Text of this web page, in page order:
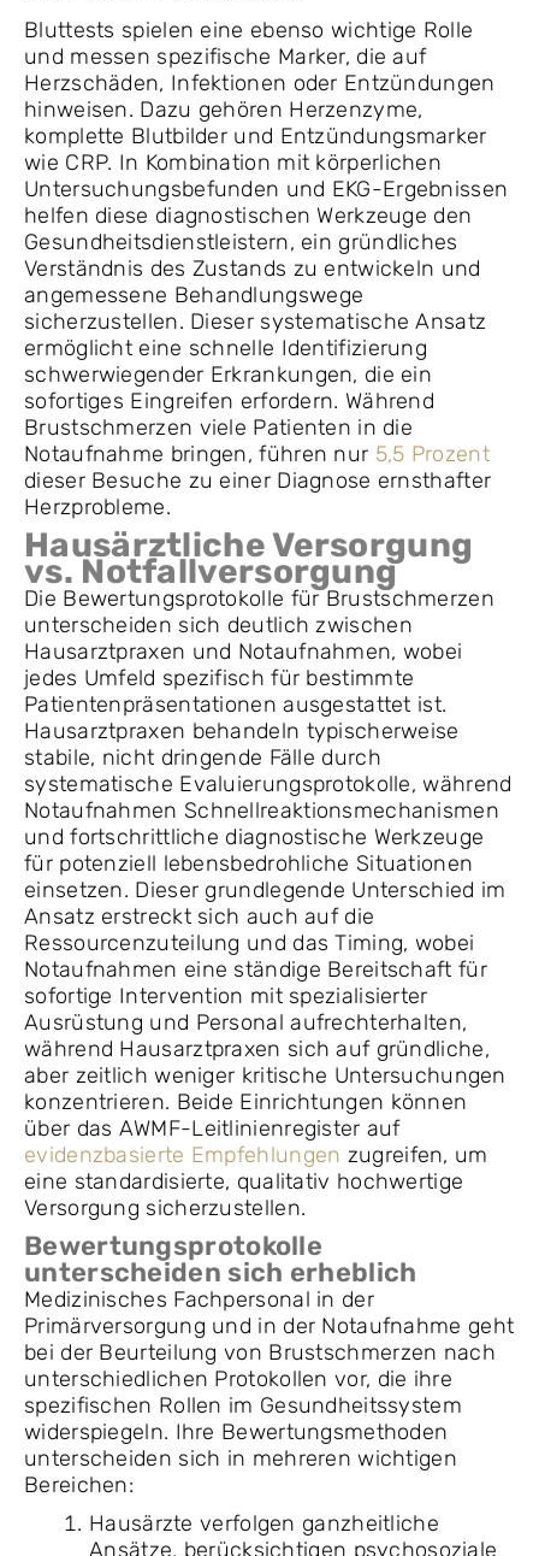
Bluttests spielen eine ebenso wichtige Rolle
und messen spezifische Marker, die auf
Herzschäden, Infektionen oder Entzündungen
hinweisen. Dazu gehören Herzenzyme,
komplette Blutbilder und Entzündungsmarker
wie CRP. In Kombination mit körperlichen
Untersuchungsbefunden und EKG-Ergebnissen
helfen diese diagnostischen Werkzeuge den
Gesundheitsdienstleistern, ein gründliches
Verständnis des Zustands zu entwickeln und
angemessene Behandlungswege
sicherzustellen. Dieser systematische Ansatz
ermöglicht eine schnelle Identifizierung
schwerwiegender Erkrankungen, die ein
sofortiges Eingreifen erfordern. Während
Brustschmerzen viele Patienten in die
Notaufnahme bringen, führen nur 5,5 Prozent
dieser Besuche zu einer Diagnose ernsthafter
Herzprobleme.
Hausärztliche Versorgung
vs. Notfallversorgung
Die Bewertungsprotokolle für Brustschmerzen
unterscheiden sich deutlich zwischen
Hausarztpraxen und Notaufnahmen, wobei
jedes Umfeld spezifisch für bestimmte
Patientenpräsentationen ausgestattet ist.
Hausarztpraxen behandeln typischerweise
stabile, nicht dringende Fälle durch
systematische Evaluierungsprotokolle, während
Notaufnahmen Schnellreaktionsmechanismen
und fortschrittliche diagnostische Werkzeuge
für potenziell lebensbedrohliche Situationen
einsetzen. Dieser grundlegende Unterschied im
Ansatz erstreckt sich auch auf die
Ressourcenzuteilung und das Timing, wobei
Notaufnahmen eine ständige Bereitschaft für
sofortige Intervention mit spezialisierter
Ausrüstung und Personal aufrechterhalten,
während Hausarztpraxen sich auf gründliche,
aber zeitlich weniger kritische Untersuchungen
konzentrieren. Beide Einrichtungen können
über das AWMF-Leitlinienregister auf
evidenzbasierte Empfehlungen zugreifen, um
eine standardisierte, qualitativ hochwertige
Versorgung sicherzustellen.
Bewertungsprotokolle
unterscheiden sich erheblich
Medizinisches Fachpersonal in der
Primärversorgung und in der Notaufnahme geht
bei der Beurteilung von Brustschmerzen nach
unterschiedlichen Protokollen vor, die ihre
spezifischen Rollen im Gesundheitssystem
widerspiegeln. Ihre Bewertungsmethoden
unterscheiden sich in mehreren wichtigen
Bereichen:
Hausärzte verfolgen ganzheitliche
Ansätze, berücksichtigen psychosoziale